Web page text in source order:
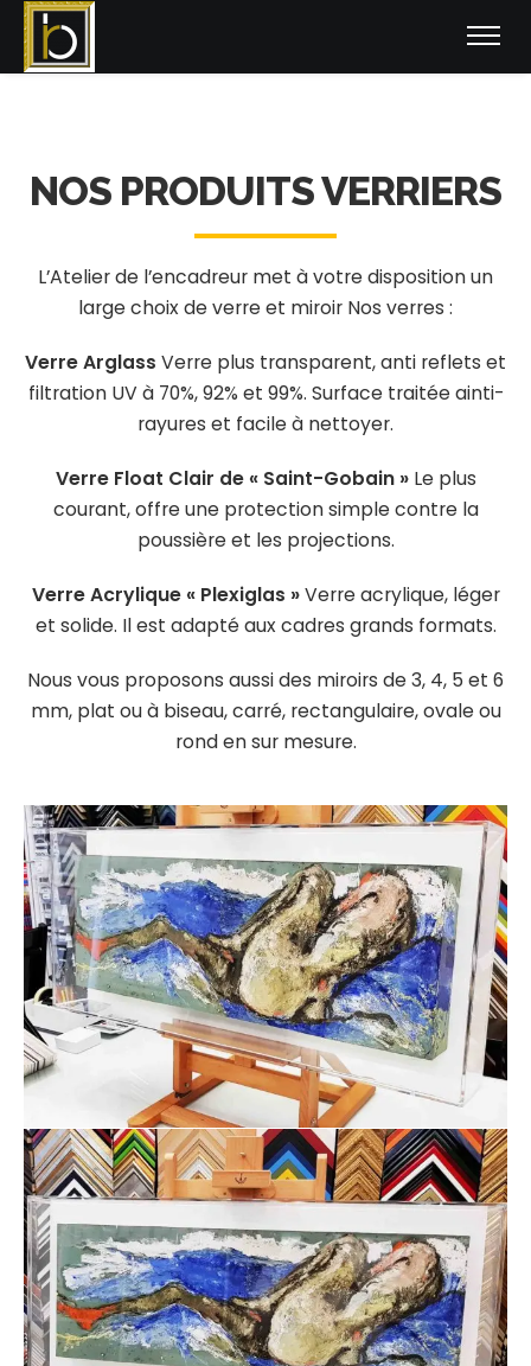
NOS PRODUITS VERRIERS
L’Atelier de l’encadreur met à votre disposition un
large choix de verre et miroir Nos verres :
Verre Arglass Verre plus transparent, anti reflets et
filtration UV à 70%, 92% et 99%. Surface traitée ainti-
rayures et facile à nettoyer.
Verre Float Clair de « Saint-Gobain » Le plus
courant, offre une protection simple contre la
poussière et les projections.
Verre Acrylique « Plexiglas »Verre acrylique, léger
et solide. Il est adapté aux cadres grands formats.
Nous vous proposons aussi des miroirs de 3, 4, 5 et 6
mm, plat ou à biseau, carré, rectangulaire, ovale ou
rond en sur mesure.